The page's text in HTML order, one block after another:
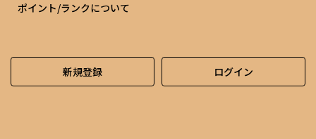
ポイント/ランクについて
新規登録 ログイン